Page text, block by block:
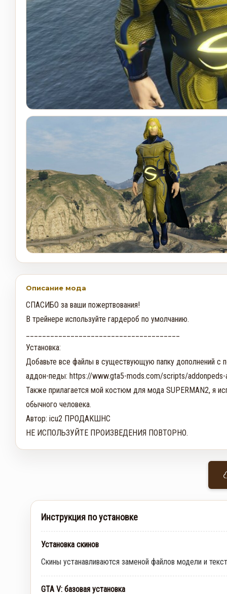
Описание мода
СПАСИБО за ваши пожертвования!
В трейнере используйте гардероб по умолчанию.
Установка:
Добавьте все файлы в существующую папку дополнений с
аддон-педы: https://www.gta5-mods.com/scripts/
Также прилагается мой костюм для мода SUPERMAN2, я
обычного человека.
Автор: icu2 ПРОДАКШНС
НЕ ИСПОЛЬЗУЙТЕ ПРОИЗВЕДЕНИЯ ПОВТОРНО.
Инструкция по установке
Установка скинов
Скины устанавливаются заменой файлов модели и
GTA V: базовая установка